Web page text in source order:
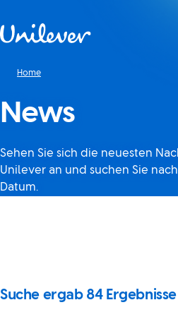
Home
News
Sehen Sie sich die neuesten
Unilever an und suchen Sie
Datum.
Suche ergab 84Ergebnisse